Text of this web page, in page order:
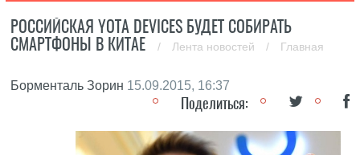
РОССИЙСКАЯ YOTA DEVICES БУДЕТ СОБИРАТЬ
СМАРТФОНЫ В КИТАЕ
/ Лента новостей / Главная
Борменталь Зорин 15.09.2015, 16:37
Поделиться: